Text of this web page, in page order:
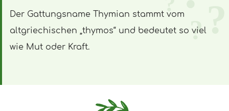
Der Gattungsname Thymian stammt vom
altgriechischen „thymos“ und bedeutet so viel
wie Mut oder Kraft.